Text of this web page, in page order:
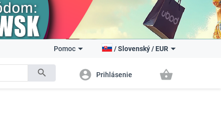
search
Pomoc /Slovenský/ EUR
account_circle Prihlásenie shopping_basket